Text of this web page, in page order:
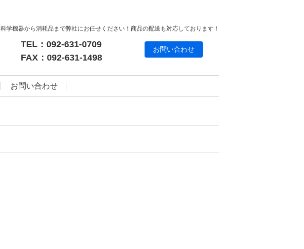
科学機器から消耗品まで弊社にお任せください！商品の配送も対応しております！
TEL：092-631-0709
FAX：092-631-1498
お問い合わせ
お問い合わせ